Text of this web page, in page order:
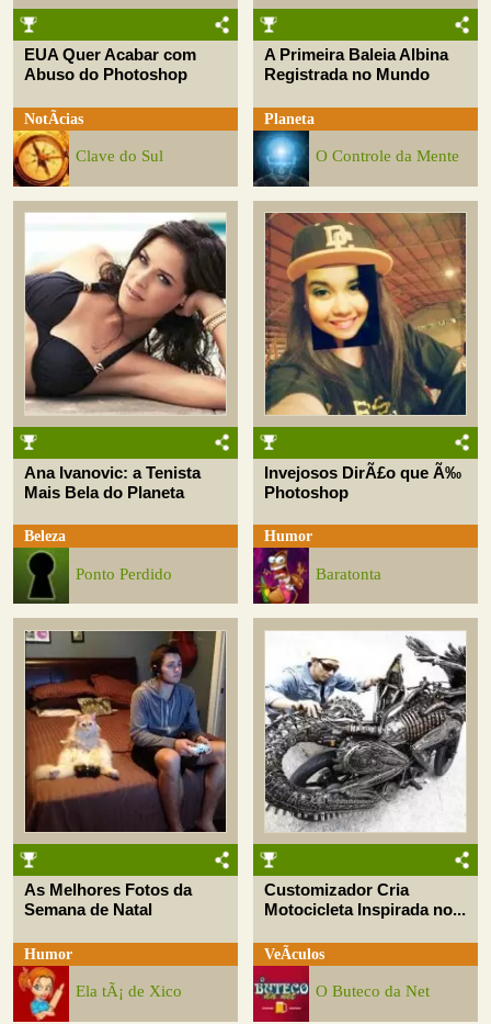
EUA Quer Acabar com
Abuso do Photoshop
NotÃ­cias
Clave do Sul
A Primeira Baleia Albina
Registrada no Mundo
Planeta
O Controle da Mente
Ana Ivanovic: a Tenista
Mais Bela do Planeta
Beleza
Ponto Perdido
Invejosos DirÃ£o que Ã‰
Photoshop
Humor
Baratonta
As Melhores Fotos da
Semana de Natal
Humor
Ela tÃ¡ de Xico
Customizador Cria
Motocicleta Inspirada no...
VeÃ­culos
O Buteco da Net